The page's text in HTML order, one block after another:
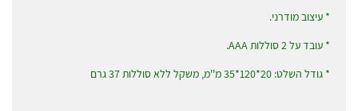
* עיצוב מודרני.
* עובד על 2 סוללות AAA.
* גודל השלט: 20*120*35 מ''מ, משקל ללא סוללות 37 גרם